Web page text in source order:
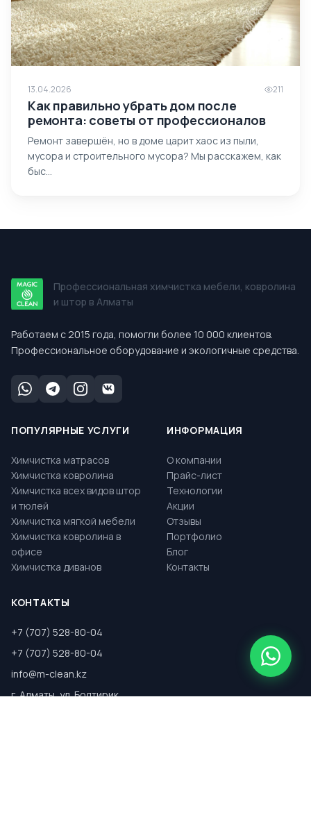
13.04.2026 211
Как правильно убрать дом после
ремонта: советы от профессионалов
Ремонт завершён, но в доме царит хаос из пыли,
мусора и строительного мусора? Мы расскажем, как
быс…
Профессиональная химчистка мебели, ковролина
и штор в Алматы
Работаем с 2015 года, помогли более 10 000 клиентов.
Профессиональное оборудование и экологичные средства.
ПОПУЛЯРНЫЕ УСЛУГИ
Химчистка матрасов
Химчистка ковролина
Химчистка всех видов штор
и тюлей
Химчистка мягкой мебели
Химчистка ковролина в
офисе
Химчистка диванов
ИНФОРМАЦИЯ
О компании
Прайс-лист
Технологии
Акции
Отзывы
Портфолио
Блог
Контакты
КОНТАКТЫ
+7 (707) 528-80-04
+7 (707) 528-80-04
info@m-clean.kz
г. Алматы, ул. Болтирик